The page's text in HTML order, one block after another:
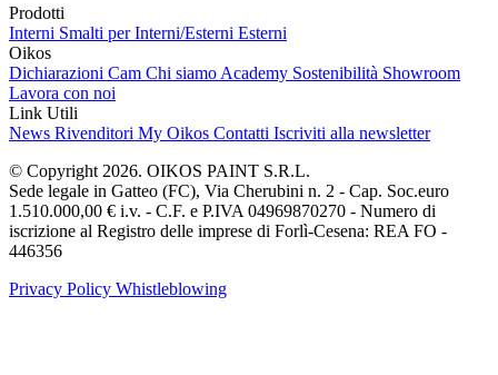
Prodotti
Interni Smalti per Interni/Esterni Esterni
Oikos
Dichiarazioni Cam Chi siamo Academy Sostenibilità Showroom
Lavora con noi
Link Utili
News Rivenditori My Oikos Contatti Iscriviti alla newsletter
© Copyright 2026. OIKOS PAINT S.R.L.
Sede legale in Gatteo (FC), Via Cherubini n. 2 - Cap. Soc.euro
1.510.000,00 € i.v. - C.F. e P.IVA 04969870270 - Numero di
iscrizione al Registro delle imprese di Forlì-Cesena: REA FO -
446356
Privacy Policy Whistleblowing